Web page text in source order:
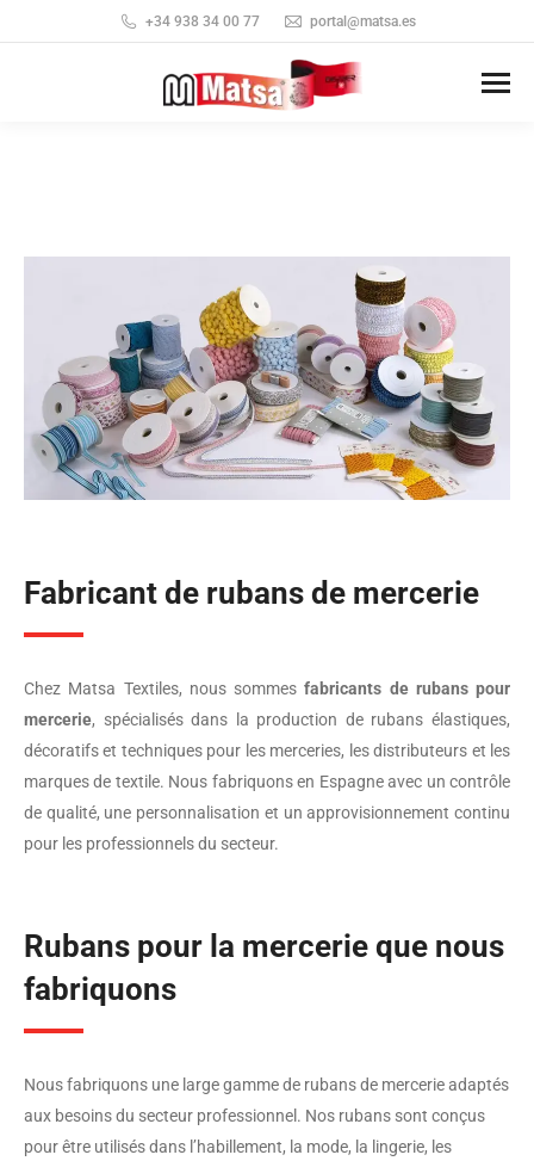
+34 938 34 00 77 portal@matsa.es
Fabricant de rubans de mercerie
Chez Matsa Textiles, nous sommesfabricants de rubans pour
mercerie, spécialisés dans la production de rubans élastiques,
décoratifs et techniques pour les merceries, les distributeurs et les
marques de textile. Nous fabriquons en Espagne avec un contrôle
de qualité, une personnalisation et un approvisionnement continu
pour les professionnels du secteur.
Rubans pour la mercerie que nous
fabriquons
Nous fabriquons une large gamme de rubans de mercerie adaptés
aux besoins du secteur professionnel. Nos rubans sont conçus
pour être utilisés dans l’habillement, la mode, la lingerie, les